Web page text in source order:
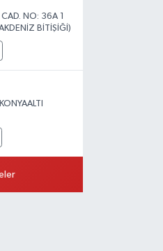
NO: 36A 1
BİTİŞİĞİ)